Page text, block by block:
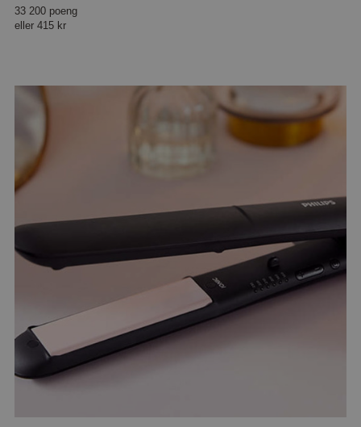
33 200 poeng
eller 415 kr